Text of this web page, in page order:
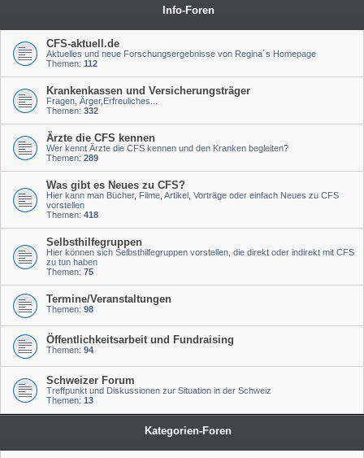
Info-Foren
CFS-aktuell.de
Aktuelles und neue Forschungsergebnisse von Regina´s Homepage
Themen: 112
Krankenkassen und Versicherungsträger
Fragen, Ärger,Erfreuliches...
Themen: 332
Ärzte die CFS kennen
Wer kennt Ärzte die CFS kennen und den Kranken begleiten?
Themen: 289
Was gibt es Neues zu CFS?
Hier kann man Bücher, Filme, Artikel, Vorträge oder einfach Neues zu CFS
vorstellen
Themen: 418
Selbsthilfegruppen
Hier können sich Selbsthilfegruppen vorstellen, die direkt oder indirekt mit CFS
zu tun haben
Themen: 75
Termine/Veranstaltungen
Themen: 98
Öffentlichkeitsarbeit und Fundraising
Themen: 94
Schweizer Forum
Treffpunkt und Diskussionen zur Situation in der Schweiz
Themen: 13
Kategorien-Foren